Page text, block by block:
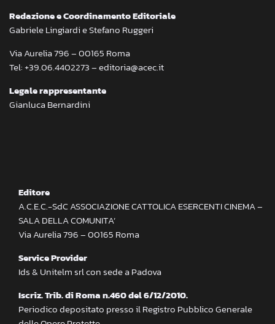
Redazione e Coordinamento Editoriale
Gabriele Lingiardi e Stefano Ruggeri
Via Aurelia 796 – 00165 Roma
Tel: +39.06.4402273 – editoria@acec.it
Legale rappresentante
Gianluca Bernardini
Editore
A.C.E.C.-SdC ASSOCIAZIONE CATTOLICA ESERCENTI CINEMA –
SALA DELLA COMUNITA’
Via Aurelia 796 – 00165 Roma
Service Provider
Ids & Unitelm srl con sede a Padova
Iscriz. Trib. di Roma n.460 del 6/12/2010.
Periodico depositato presso il Registro Pubblico Generale